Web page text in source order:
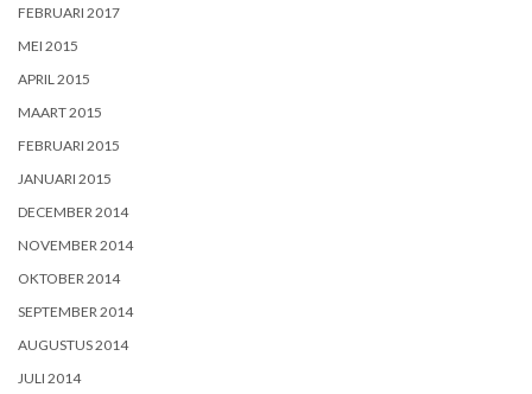
FEBRUARI 2017
MEI 2015
APRIL 2015
MAART 2015
FEBRUARI 2015
JANUARI 2015
DECEMBER 2014
NOVEMBER 2014
OKTOBER 2014
SEPTEMBER 2014
AUGUSTUS 2014
JULI 2014